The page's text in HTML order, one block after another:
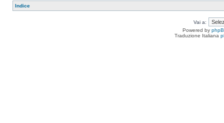
Indice
Vai a:
Powered by
Traduzione Italiana